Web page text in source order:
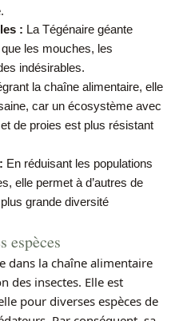
: La Tégénaire géante
les mouches, les
indésirables.
la chaîne alimentaire, elle
car un écosystème avec
de proies est plus résistant
En réduisant les populations
elle permet à d’autres de
grande diversité
espèces
dans la chaîne alimentaire
des insectes. Elle est
pour diverses espèces de